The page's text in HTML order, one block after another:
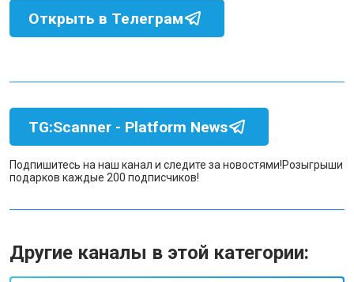
Открыть в Телеграм
TG:Scanner - Platform News
Подпишитесь на наш канал и следите за новостями!Розыгрыши
подарков каждые 200 подписчиков!
Другие каналы в этой категории: